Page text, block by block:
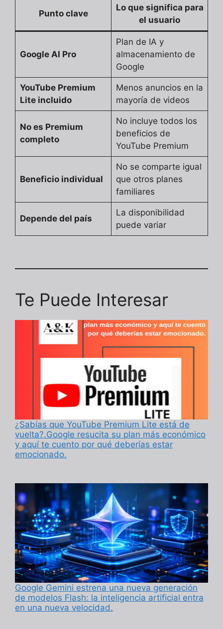
Punto clave
Lo que significa para
el usuario
Google AI Pro
Plan de IA y
almacenamiento de
Google
YouTube Premium
Lite incluido
Menos anuncios en la
mayoría de videos
No es Premium
completo
No incluye todos los
beneficios de
YouTube Premium
Beneficio individual
No se comparte igual
que otros planes
familiares
Depende del país
La disponibilidad
puede variar
Te Puede Interesar
¿Sabías que YouTube Premium Lite está de
vuelta?.Google resucita su plan más económico
y aquí te cuento por qué deberías estar
emocionado.
Google Gemini estrena una nueva generación
de modelos Flash: la inteligencia artificial entra
en una nueva velocidad.